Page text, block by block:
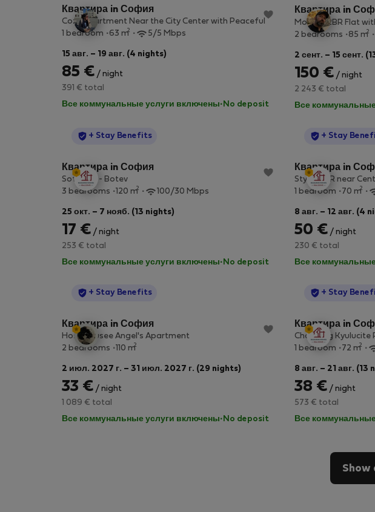
Квартира in София
Cozy Apartment Near the City Center with Peaceful
1 bedroom
63 m2 5/5 Mbps
15 авг. – 19 авг. (4 nights)
85 € / night
391 € total
Все коммунальные услуги включены· No deposit
Квартира in
Modern 2BR Flat
2 bedrooms
85 m2
2 сент. – 15 сент.
150 € / night
2 243 € total
Все
StayProtection
+ Stay Benefits
Квартира in София
Sofia Inn - Botev
3 bedrooms
120 m2 100/30 Mbps
25 окт. – 7 нояб. (13 nights)
17 € / night
253 € total
Все коммунальные услуги включены· No deposit
+ Stay
Квартира in
Stylish 1BR near
1 bedroom
70 m2
8 авг. – 12 авг. (4
50 € / night
230 € total
Все
StayProtection
+ Stay Benefits
Квартира in София
Host Housee Angel's Apartment
2 bedrooms
110 m2
2 июл. 2027 г. – 31 июл. 2027 г. (29 nights)
33 € / night
1 089 € total
Все коммунальные услуги включены· No deposit
+ Stay
Квартира in
Charming Kyulucite
1 bedroom
72 m2
8 авг. – 21 авг. (13
38 € / night
573 € total
Все
Show